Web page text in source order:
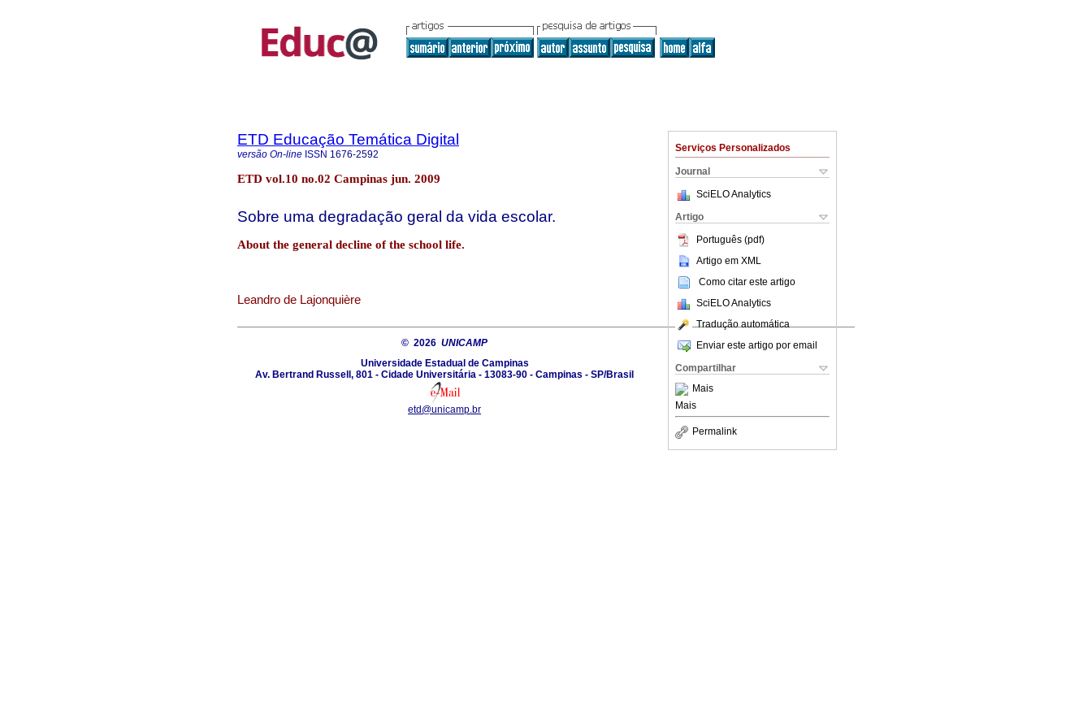
Serviços Personalizados
Journal
SciELO Analytics
Artigo
Português (pdf)
Artigo em XML
Como citar este artigo
SciELO Analytics
Tradução automática
Enviar este artigo por email
Compartilhar
Mais
Mais
Permalink
ETD Educação Temática Digital
versão On-line ISSN 1676-2592
ETD vol.10 no.02 Campinas jun. 2009
Sobre uma degradação geral da vida escolar.
About the general decline of the school life.
Leandro de Lajonquière
© 2026 UNICAMP
Universidade Estadual de Campinas
Av. Bertrand Russell, 801 - Cidade Universitária - 13083-90 - Campinas - SP/Brasil
etd@unicamp.br